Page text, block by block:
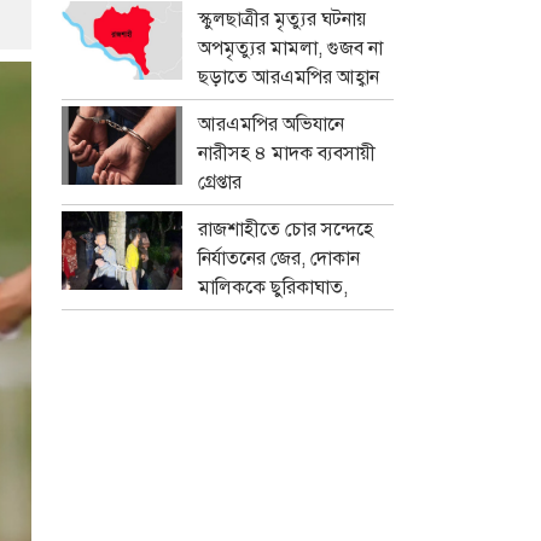
স্কুলছাত্রীর মৃত্যুর ঘটনায়
অপমৃত্যুর মামলা, গুজব না
ছড়াতে আরএমপির আহ্বান
আরএমপির অভিযানে
নারীসহ ৪ মাদক ব্যবসায়ী
গ্রেপ্তার
রাজশাহীতে চোর সন্দেহে
নির্যাতনের জের, দোকান
মালিককে ছুরিকাঘাত,
মামলা